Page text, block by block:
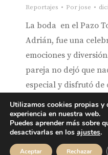
Reportajes Porjose
La boda en el Pazo
Adrián, fue una
emociones y
pareja no dejó que
especial y disfrutó
( el tiempo es lo
controlar e… «si…
Utilizamos cookies propias y
experiencia en nuestra web.
Puedes aprender más sobre
desactivarlas en los ajustes.
Aceptar Rechazar